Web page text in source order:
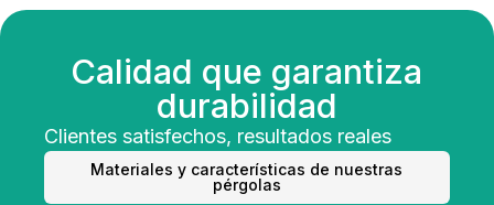
Calidad que garantiza
durabilidad
Clientes satisfechos, resultados reales
Materiales y características de nuestras
pérgolas